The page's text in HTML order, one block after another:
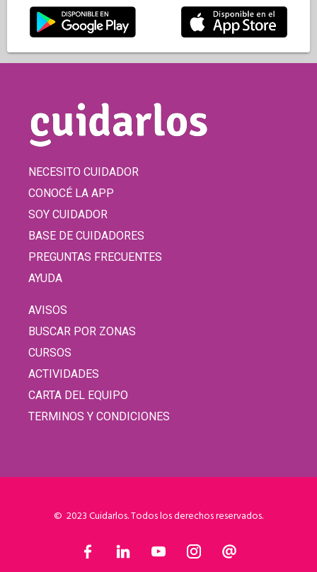
NECESITO CUIDADOR
CONOCÉ LA APP
SOY CUIDADOR
BASE DE CUIDADORES
PREGUNTAS FRECUENTES
AYUDA
AVISOS
BUSCAR POR ZONAS
CURSOS
ACTIVIDADES
CARTA DEL EQUIPO
TERMINOS Y CONDICIONES
© 2023 Cuidarlos. Todos los derechos reservados.